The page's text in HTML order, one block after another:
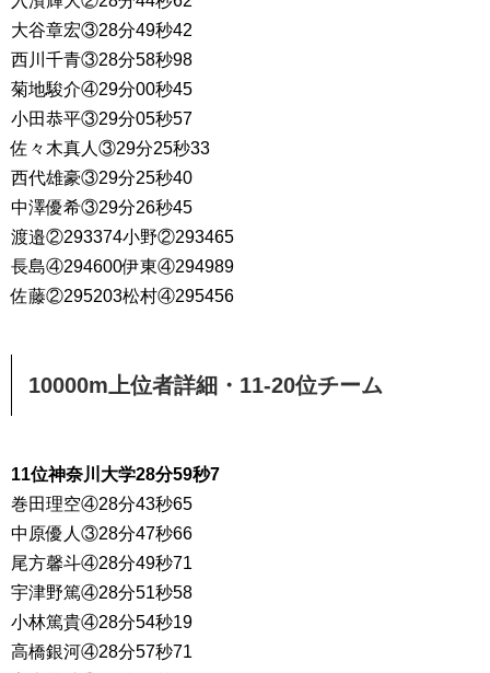
大谷章宏③28分49秒42
西川千青③28分58秒98
菊地駿介④29分00秒45
小田恭平③29分05秒57
佐々木真人③29分25秒33
西代雄豪③29分25秒40
中澤優希③29分26秒45
渡邉②293374小野②293465
長島④294600伊東④294989
佐藤②295203松村④295456
10000m上位者詳細・ 11-20位チーム
11位神奈川大学28分59秒7
巻田理空④28分43秒65
中原優人③28分47秒66
尾方馨斗④28分49秒71
宇津野篤④28分51秒58
小林篤貴④28分54秒19
高橋銀河④28分57秒71